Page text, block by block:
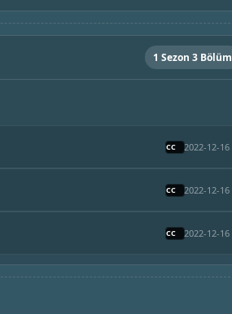
1 Sezon 3 Bölüm
2022-12-16
2022-12-16
2022-12-16